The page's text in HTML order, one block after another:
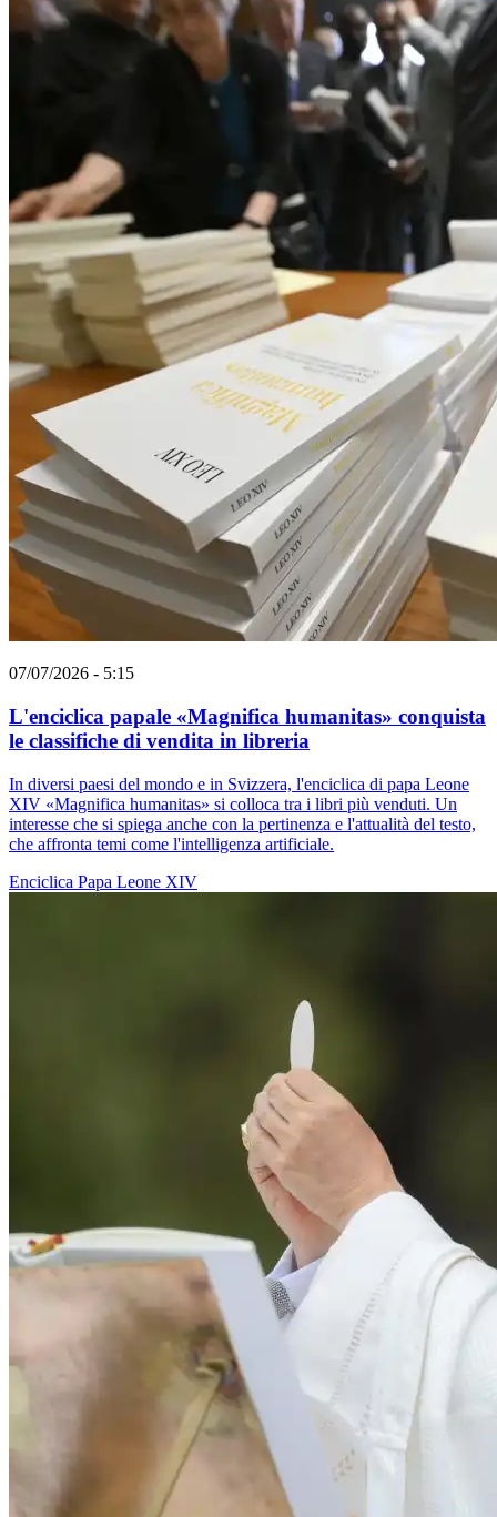
07/07/2026 - 5:15
L'enciclica papale «Magnifica humanitas» conquista
le classifiche di vendita in libreria
In diversi paesi del mondo e in Svizzera, l'enciclica di papa Leone
XIV «Magnifica humanitas» si colloca tra i libri più venduti. Un
interesse che si spiega anche con la pertinenza e l'attualità del testo,
che affronta temi come l'intelligenza artificiale.
Enciclica Papa Leone XIV